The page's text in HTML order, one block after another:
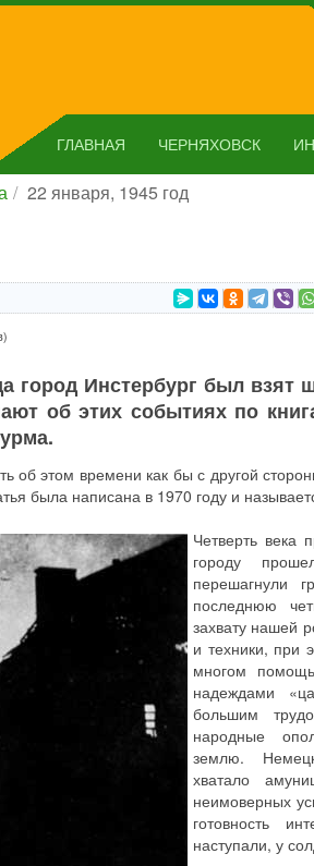
ГЛАВНАЯ ЧЕРНЯХОВСК
22 января, 1945 год
город Инстербург был взят
об этих событиях по
об этом времени как бы с другой
была написана в 1970 году и
Четверть века
городу
перешагнули
последнюю
захвату нашей
и техники, при
многом
надеждами
большим
народные
землю.
хватало
неимоверных
готовность
наступали, у